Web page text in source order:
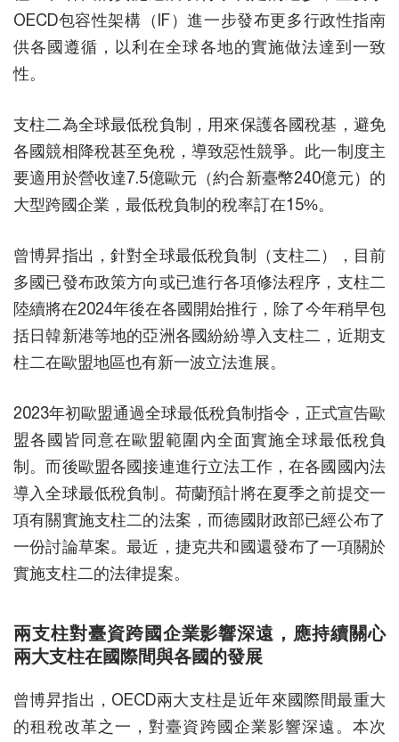
OECD包容性架構（IF）進一步發布更多行政性指南
供各國遵循，以利在全球各地的實施做法達到一致
性。
支柱二為全球最低稅負制，用來保護各國稅基，避免
各國競相降稅甚至免稅，導致惡性競爭。此一制度主
要適用於營收達7.5億歐元（約合新臺幣240億元）的
大型跨國企業，最低稅負制的稅率訂在15%。
曾博昇指出，針對全球最低稅負制（支柱二），目前
多國已發布政策方向或已進行各項修法程序，支柱二
陸續將在2024年後在各國開始推行，除了今年稍早包
括日韓新港等地的亞洲各國紛紛導入支柱二，近期支
柱二在歐盟地區也有新一波立法進展。
2023年初歐盟通過全球最低稅負制指令，正式宣告歐
盟各國皆同意在歐盟範圍內全面實施全球最低稅負
制。而後歐盟各國接連進行立法工作，在各國國內法
導入全球最低稅負制。荷蘭預計將在夏季之前提交一
項有關實施支柱二的法案，而德國財政部已經公布了
一份討論草案。最近，捷克共和國還發布了一項關於
實施支柱二的法律提案。
兩支柱對臺資跨國企業影響深遠，應持續關心
兩大支柱在國際間與各國的發展
曾博昇指出，OECD兩大支柱是近年來國際間最重大
的租稅改革之一，對臺資跨國企業影響深遠。本次